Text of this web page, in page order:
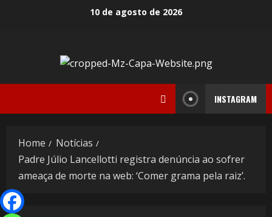
10 de agosto de 2026
INSTAGRAM
Home
Notícias
Padre Júlio Lancellotti registra denúncia ao sofrer
ameaça de morte na web: ‘Comer grama pela raiz’.